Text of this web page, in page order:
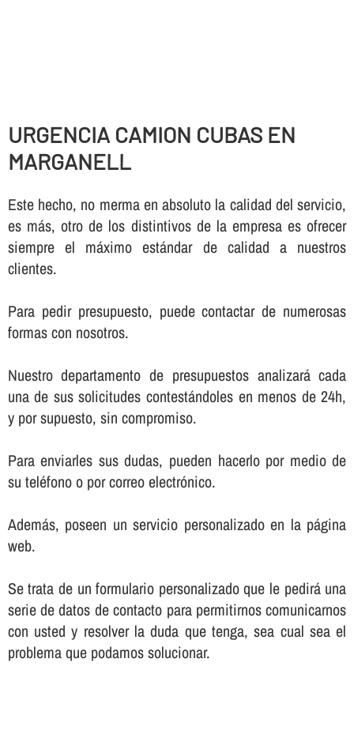
URGENCIA CAMION CUBAS EN
MARGANELL
Este hecho, no merma en absoluto la calidad del servicio,
es más, otro de los distintivos de la empresa es ofrecer
siempre el máximo estándar de calidad a nuestros
clientes.
Para pedir presupuesto, puede contactar de numerosas
formas con nosotros.
Nuestro departamento de presupuestos analizará cada
una de sus solicitudes contestándoles en menos de 24h,
y por supuesto, sin compromiso.
Para enviarles sus dudas, pueden hacerlo por medio de
su teléfono o por correo electrónico.
Además, poseen un servicio personalizado en la página
web.
Se trata de un formulario personalizado que le pedirá una
serie de datos de contacto para permitirnos comunicarnos
con usted y resolver la duda que tenga, sea cual sea el
problema que podamos solucionar.